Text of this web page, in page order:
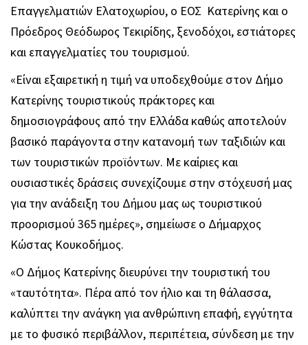
Επαγγελματιών Ελατοχωρίου, ο ΕΟΣ Κατερίνης και ο
Πρόεδρος Θεόδωρος Τεκιρίδης, ξενοδόχοι, εστιάτορες
και επαγγελματίες του τουρισμού.
«Είναι εξαιρετική η τιμή να υποδεχθούμε στον Δήμο
Κατερίνης τουριστικούς πράκτορες και
δημοσιογράφους από την Ελλάδα καθώς αποτελούν
βασικό παράγοντα στην κατανομή των ταξιδιών και
των τουριστικών προϊόντων. Με καίριες και
ουσιαστικές δράσεις συνεχίζουμε στην στόχευσή μας
για την ανάδειξη του Δήμου μας ως τουριστικού
προορισμού 365 ημέρες», σημείωσε ο Δήμαρχος
Κώστας Κουκοδήμος.
«Ο Δήμος Κατερίνης διευρύνει την τουριστική του
«ταυτότητα». Πέρα από τον ήλιο και τη θάλασσα,
καλύπτει την ανάγκη για ανθρώπινη επαφή, εγγύτητα
με το φυσικό περιβάλλον, περιπέτεια, σύνδεση με την